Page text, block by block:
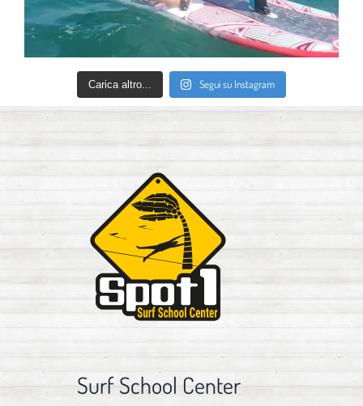
Carica altro... Segui su Instagram
Surf School Center